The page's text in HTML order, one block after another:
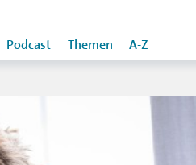
Podcast Themen A-Z